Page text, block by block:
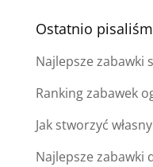
Ostatnio
Najlepsze zabawki
Ranking zabawek
Jak stworzyć
Najlepsze zabawki